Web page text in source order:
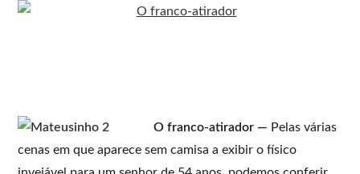
O franco-atirador — Pelas várias
cenas em que aparece sem camisa a exibir o físico